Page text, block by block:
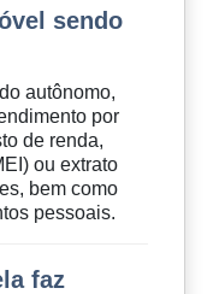
sendo
autônomo,
por
de renda,
ou extrato
bem como
pessoais.
faz